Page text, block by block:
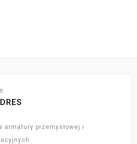
armatury przemysłowej i